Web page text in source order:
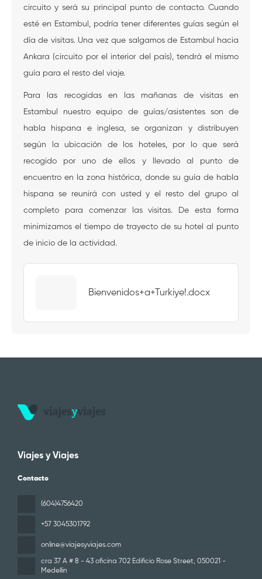
circuito y será su principal punto de contacto. Cuando
esté en Estambul, podría tener diferentes guías según el
día de visitas. Una vez que salgamos de Estambul hacia
Ankara (circuito por el interior del país), tendrá el mismo
guía para el resto del viaje.
Para las recogidas en las mañanas de visitas en
Estambul nuestro equipo de guías/asistentes son de
habla hispana e inglesa, se organizan y distribuyen
según la ubicación de los hoteles, por lo que será
recogido por uno de ellos y llevado al punto de
encuentro en la zona histórica, donde su guía de habla
hispana se reunirá con usted y el resto del grupo al
completo para comenzar las visitas. De esta forma
minimizamos el tiempo de trayecto de su hotel al punto
de inicio de la actividad.
Bienvenidos+a+Turkiye!.docx
Viajes y Viajes
Contacto
(604)4756420
+57 3045301792
online@viajesyviajes.com
cra 37 A # 8 - 43 oficina 702 Edificio Rose Street, 050021 -
Medellin